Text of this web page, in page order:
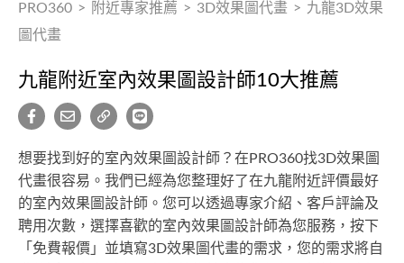
PRO360 > 附近專家推薦 > 3D效果圖代畫 > 九龍3D效果
圖代畫
九龍附近室內效果圖設計師10大推薦
想要找到好的室內效果圖設計師？在PRO360找3D效果圖
代畫很容易。我們已經為您整理好了在九龍附近評價最好
的室內效果圖設計師。您可以透過專家介紹、客戶評論及
聘用次數，選擇喜歡的室內效果圖設計師為您服務，按下
「免費報價」並填寫3D效果圖代畫的需求，您的需求將自